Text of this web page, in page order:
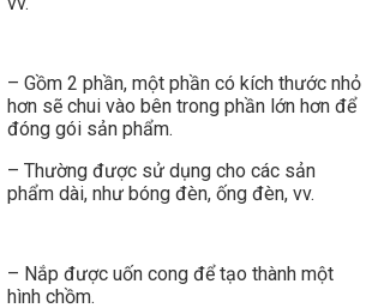
– Gồm 2 phần, một phần có kích thước nhỏ
hơn sẽ chui vào bên trong phần lớn hơn để
đóng gói sản phẩm.
– Thường được sử dụng cho các sản
phẩm dài, như bóng đèn, ống đèn, vv.
– Nắp được uốn cong để tạo thành một
hình chồm.